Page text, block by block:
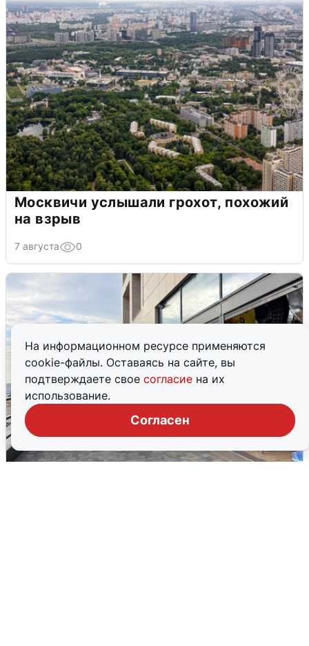
На информационном ресурсе применяются
cookie-файлы. Оставаясь на сайте, вы
подтверждаете свое согласие на их
использование.
Согласен
Москвичи услышали грохот, похожий
на взрыв
7 августа 0